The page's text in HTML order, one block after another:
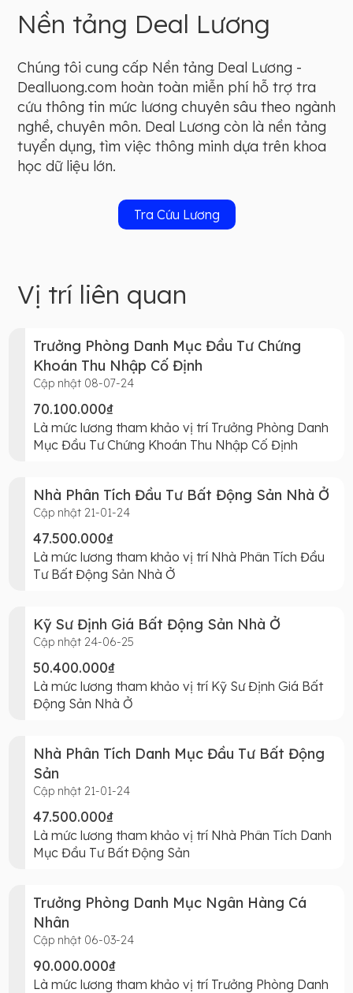
Nền tảng Deal Lương
Chúng tôi cung cấp Nền tảng Deal Lương -
Dealluong.com hoàn toàn miễn phí hỗ trợ tra
cứu thông tin mức lương chuyên sâu theo ngành
nghề, chuyên môn. Deal Lương còn là nền tảng
tuyển dụng, tìm việc thông minh dựa trên khoa
học dữ liệu lớn.
Tra Cứu Lương
Vị trí liên quan
Trưởng Phòng Danh Mục Đầu Tư Chứng
Khoán Thu Nhập Cố Định
Cập nhật 08-07-24
70.100.000₫
Là mức lương tham khảo vị trí Trưởng Phòng Danh
Mục Đầu Tư Chứng Khoán Thu Nhập Cố Định
Nhà Phân Tích Đầu Tư Bất Động Sản Nhà Ở
Cập nhật 21-01-24
47.500.000₫
Là mức lương tham khảo vị trí Nhà Phân Tích Đầu
Tư Bất Động Sản Nhà Ở
Kỹ Sư Định Giá Bất Động Sản Nhà Ở
Cập nhật 24-06-25
50.400.000₫
Là mức lương tham khảo vị trí Kỹ Sư Định Giá Bất
Động Sản Nhà Ở
Nhà Phân Tích Danh Mục Đầu Tư Bất Động
Sản
Cập nhật 21-01-24
47.500.000₫
Là mức lương tham khảo vị trí Nhà Phân Tích Danh
Mục Đầu Tư Bất Động Sản
Trưởng Phòng Danh Mục Ngân Hàng Cá
Nhân
Cập nhật 06-03-24
90.000.000₫
Là mức lương tham khảo vị trí Trưởng Phòng Danh